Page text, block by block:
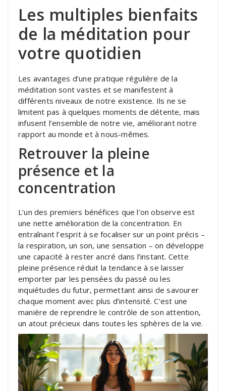
Les multiples bienfaits
de la méditation pour
votre quotidien
Les avantages d’une pratique régulière de la
méditation sont vastes et se manifestent à
différents niveaux de notre existence. Ils ne se
limitent pas à quelques moments de détente, mais
infusent l’ensemble de notre vie, améliorant notre
rapport au monde et à nous-mêmes.
Retrouver la pleine
présence et la
concentration
L’un des premiers bénéfices que l’on observe est
une nette amélioration de la concentration. En
entraînant l’esprit à se focaliser sur un point précis –
la respiration, un son, une sensation – on développe
une capacité à rester ancré dans l’instant. Cette
pleine présence réduit la tendance à se laisser
emporter par les pensées du passé ou les
inquiétudes du futur, permettant ainsi de savourer
chaque moment avec plus d’intensité. C’est une
manière de reprendre le contrôle de son attention,
un atout précieux dans toutes les sphères de la vie.